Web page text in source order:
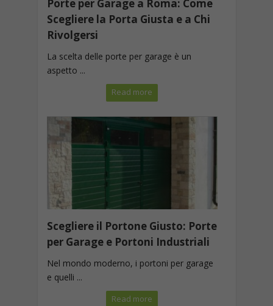
Porte per Garage a Roma: Come
Scegliere la Porta Giusta e a Chi
Rivolgersi
La scelta delle porte per garage è un
aspetto ...
Read more
Scegliere il Portone Giusto: Porte
per Garage e Portoni Industriali
Nel mondo moderno, i portoni per garage
e quelli ...
Read more